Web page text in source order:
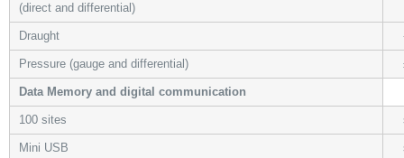
(direct and differential)
Draught
Pressure (gauge and differential)
Data Memory and digital communication
100 sites
Mini USB